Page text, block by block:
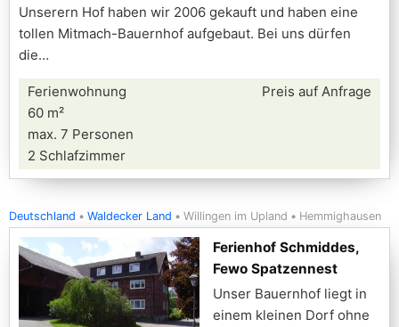
Unserern Hof haben wir 2006 gekauft und haben eine
tollen Mitmach-Bauernhof aufgebaut. Bei uns dürfen
die
Ferienwohnung
60 m²
max. 7 Personen
2 Schlafzimmer
Preis auf Anfrage
Deutschland Waldecker Land Willingen im Upland Hemmighausen
Ferienhof Schmiddes,
Fewo Spatzennest
Unser Bauernhof liegt in
einem kleinen Dorf ohne